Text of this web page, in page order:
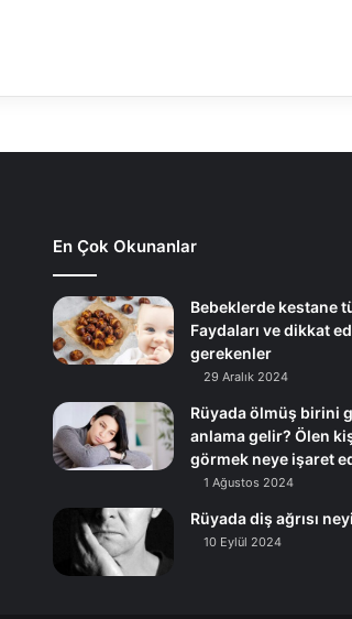
En Çok Okunanlar
Bebeklerde kestane
Faydaları ve dikkat
gerekenler
29 Aralık 2024
Rüyada ölmüş birini
anlama gelir? Ölen
görmek neye işaret
1 Ağustos 2024
Rüyada diş ağrısı
10 Eylül 2024